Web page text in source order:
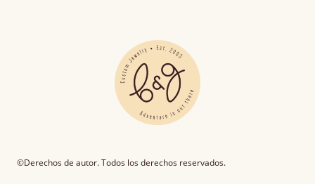
©Derechos de autor. Todos los derechos reservados.